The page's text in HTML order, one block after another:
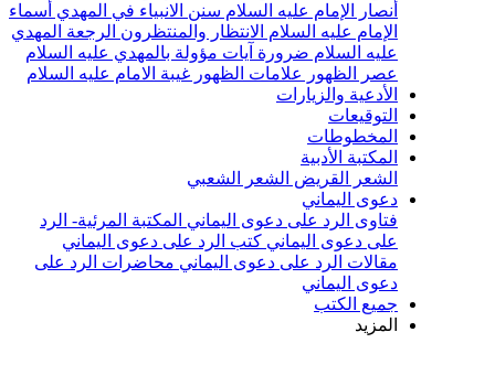
الإمام عليه السلامسنن الانبياء في المهديأسماء
عليه السلامالانتظار والمنتظرونالرجعةالمهدي
السلام ضرورة آيات مؤولة بالمهدي عليه السلام
علامات الظهورغيبة الامام عليه السلام
والزيارات
الأدبية
الشعر الشعبي
اليماني
الرد على دعوى اليماني المكتبة المرئية- الرد
دعوى اليماني كتب الرد على دعوى اليماني
الرد على دعوى اليماني محاضرات الرد على